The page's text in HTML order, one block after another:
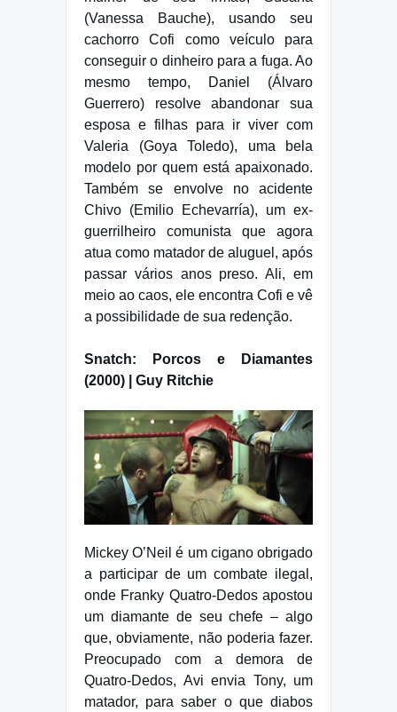
(Vanessa Bauche), usando seu
cachorro Cofi como veículo para
conseguir o dinheiro para a fuga. Ao
mesmo tempo, Daniel (Álvaro
Guerrero) resolve abandonar sua
esposa e filhas para ir viver com
Valeria (Goya Toledo), uma bela
modelo por quem está apaixonado.
Também se envolve no acidente
Chivo (Emilio Echevarría), um ex-
guerrilheiro comunista que agora
atua como matador de aluguel, após
passar vários anos preso. Ali, em
meio ao caos, ele encontra Cofi e vê
a possibilidade de sua redenção.
Snatch: Porcos e Diamantes
(2000) | Guy Ritchie
Mickey O’Neil é um cigano obrigado
a participar de um combate ilegal,
onde Franky Quatro-Dedos apostou
um diamante de seu chefe – algo
que, obviamente, não poderia fazer.
Preocupado com a demora de
Quatro-Dedos, Avi envia Tony, um
matador, para saber o que diabos